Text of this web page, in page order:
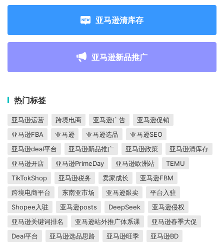
亚马逊清库存
亚马逊新品推广
热门标签
亚马逊运营 跨境电商 亚马逊广告
亚马逊促销
亚马逊FBA
亚马逊 亚马逊选品
亚马逊SEO
亚马逊deal平台
亚马逊新品推广 亚马逊政策
亚马逊清库存
亚马逊开店
亚马逊PrimeDay 亚马逊欧洲站
TEMU
TikTokShop
亚马逊税务 卖家成长
亚马逊FBM
跨境电商平台
东南亚市场 亚马逊跟卖
平台入驻
Shopee入驻
亚马逊posts DeepSeek
亚马逊侵权
亚马逊关键词排名
亚马逊站外推广体系课
亚马逊春季大促
Deal平台
亚马逊选品思路 亚马逊旺季
亚马逊BD